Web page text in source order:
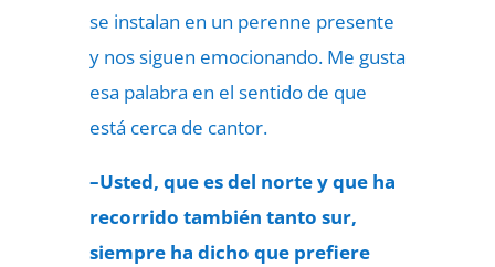
se instalan en un perenne presente
y nos siguen emocionando. Me gusta
esa palabra en el sentido de que
está cerca de cantor.
–Usted, que es del norte y que ha
recorrido también tanto sur,
siempre ha dicho que prefiere